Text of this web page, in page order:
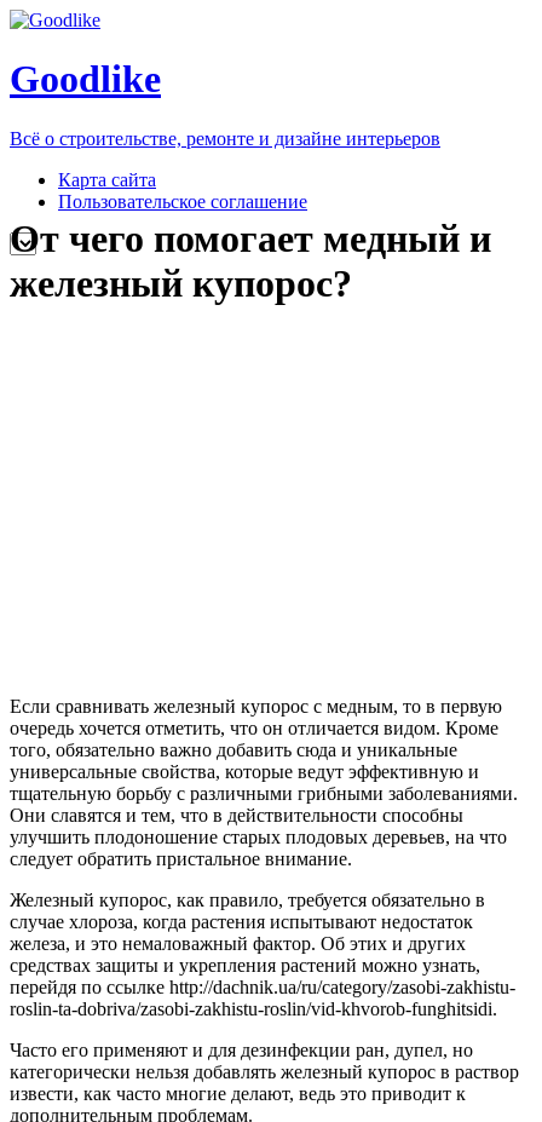
Goodlike
Всё о строительстве, ремонте и дизайне интерьеров
Карта сайта
Пользовательское соглашение
От чего помогает медный и
железный купорос?
Если сравнивать железный купорос с медным, то в первую
очередь хочется отметить, что он отличается видом. Кроме
того, обязательно важно добавить сюда и уникальные
универсальные свойства, которые ведут эффективную и
тщательную борьбу с различными грибными заболеваниями.
Они славятся и тем, что в действительности способны
улучшить плодоношение старых плодовых деревьев, на что
следует обратить пристальное внимание.
Железный купорос, как правило, требуется обязательно в
случае хлороза, когда растения испытывают недостаток
железа, и это немаловажный фактор. Об этих и других
средствах защиты и укрепления растений можно узнать,
перейдя по ссылке http://dachnik.ua/ru/category/zasobi-zakhistu-
roslin-ta-dobriva/zasobi-zakhistu-roslin/vid-khvorob-funghitsidi.
Часто его применяют и для дезинфекции ран, дупел, но
категорически нельзя добавлять железный купорос в раствор
извести, как часто многие делают, ведь это приводит к
дополнительным проблемам.